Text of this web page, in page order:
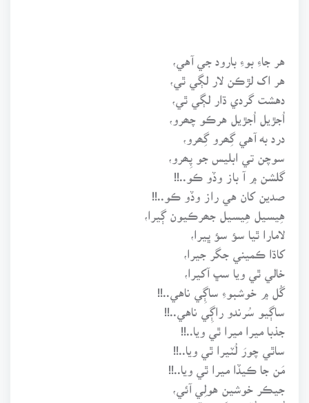
هر جاءِ بوءِ بارود جي آهي،
هر اک لڙڪن لار لڳي ٿي،
دهشت گردي ڌار لڳي ٿي،
اُجڙيل اُجڙيل هرڪو چھرو،
درد به آهي گِھرو گِھرو،
سوچن تي ابليس جو پِھرو،
گلشن ۾ آ باز وڏو ڪو..!!
صدين کان هي راز وڏو ڪو..!!
هِيسيل هِيسيل جھرڪيون ڳيرا،
لامارا ٿيا سؤ سؤ ڀيرا،
کاڌا ڪميني جگر جيرا،
خالي ٿي ويا سڀ آکيرا،
گُل ۾ خوشبوءِ ساڳِي ناهي..!!
ساڳيو سُرندو راڳِي ناهي..!!
جذبا ميرا ميرا ٿي ويا..!!
ساٿي چورَ لُٽيرا ٿي ويا..!!
مَن جا ڪيڏا ميرا ٿي ويا..!!
جيڪر خوشين هولِي آئي،